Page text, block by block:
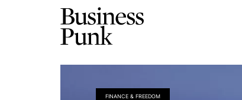
FINANCE & FREEDOM